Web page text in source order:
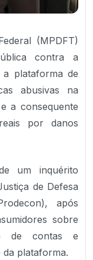
(MPDFT)
contra a
a plataforma de
abusivas na
a consequente
por danos
um inquérito
de Defesa
após
sobre
de contas e
da plataforma.